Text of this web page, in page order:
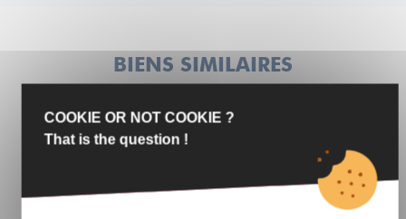
BIENS SIMILAIRES
VENTE
COOKIE OR NOT COOKIE ?
That is the question !